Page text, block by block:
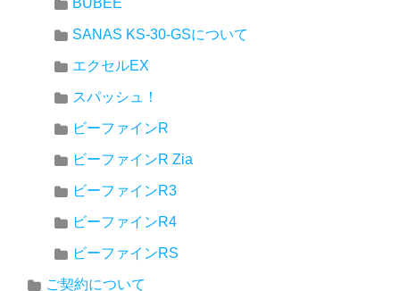
BUBEE
SANAS KS-30-GSについて
エクセルEX
スパッシュ！
ビーファインR
ビーファインR Zia
ビーファインR3
ビーファインR4
ビーファインRS
ご契約について